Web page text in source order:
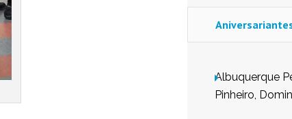
Albuquerque
Pinheiro,